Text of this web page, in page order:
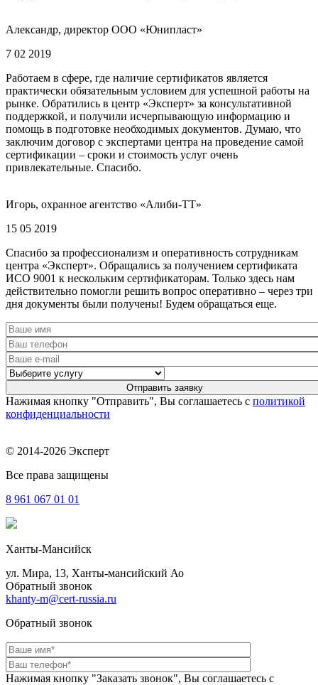
Александр, директор ООО «Юнипласт»
7 02 2019
Работаем в сфере, где наличие сертификатов является
практически обязательным условием для успешной работы на
рынке. Обратились в центр «Эксперт» за консультативной
поддержкой, и получили исчерпывающую информацию и
помощь в подготовке необходимых документов. Думаю, что
заключим договор с экспертами центра на проведение самой
сертификации – сроки и стоимость услуг очень
привлекательные. Спасибо.
Игорь, охранное агентство «Алиби-ТТ»
15 05 2019
Спасибо за профессионализм и оперативность сотрудникам
центра «Эксперт». Обращались за получением сертификата
ИСО 9001 к нескольким сертификаторам. Только здесь нам
действительно помогли решить вопрос оперативно – через три
дня документы были получены! Будем обращаться еще.
Нажимая кнопку "Отправить", Вы соглашаетесь с политикой
конфиденциальности
© 2014-2026 Эксперт
Все права защищены
8 961 067 01 01
Ханты-Мансийск
ул. Мира, 13, Ханты-мансийский Ао
Обратный звонок
khanty-m@cert-russia.ru
Обратный звонок
Нажимая кнопку "Заказать звонок", Вы соглашаетесь с